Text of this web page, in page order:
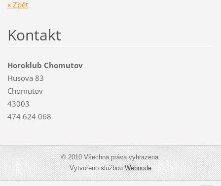
« Zpět
Kontakt
Horoklub Chomutov
Husova 83
Chomutov
43003
474 624 068
© 2010 Všechna práva vyhrazena.
Vytvořeno službouWebnode